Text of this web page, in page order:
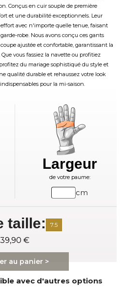
Conçus en cuir souple de première
et une durabilité exceptionnels. Leur
avec n'importe quelle tenue, faisant
robe. Nous avons conçu ces gants
ajustée et confortable, garantissant la
vous fassiez la navette ou profitiez
du mariage sophistiqué du style et
qualité durable et rehaussez votre look
pour la mi-saison.
Largeur
de votre paume:
cm
taille: 7.5
39,90 €
au panier >
avec d'autres options